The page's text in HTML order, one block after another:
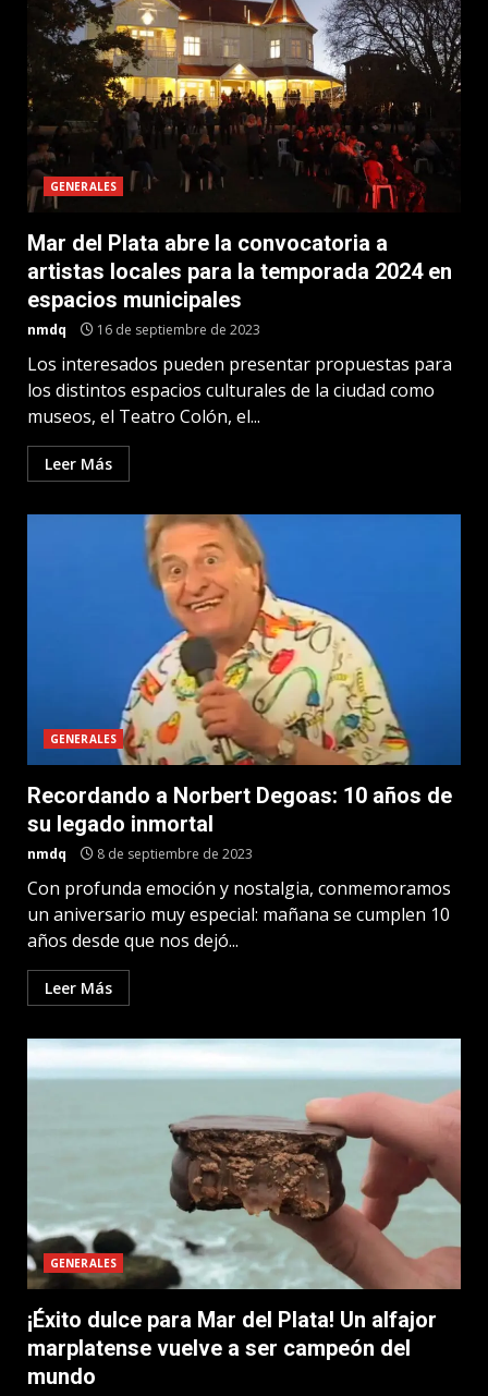
GENERALES
Mar del Plata abre la convocatoria a
artistas locales para la temporada 2024 en
espacios municipales
nmdq 16 de septiembre de 2023
Los interesados pueden presentar propuestas para
los distintos espacios culturales de la ciudad como
museos, el Teatro Colón, el...
Leer Más
GENERALES
Recordando a Norbert Degoas: 10 años de
su legado inmortal
nmdq 8 de septiembre de 2023
Con profunda emoción y nostalgia, conmemoramos
un aniversario muy especial: mañana se cumplen 10
años desde que nos dejó...
Leer Más
GENERALES
¡Éxito dulce para Mar del Plata! Un alfajor
marplatense vuelve a ser campeón del
mundo